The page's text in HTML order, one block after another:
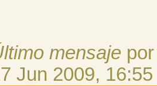
mensaje
Jun 2009, 16:55